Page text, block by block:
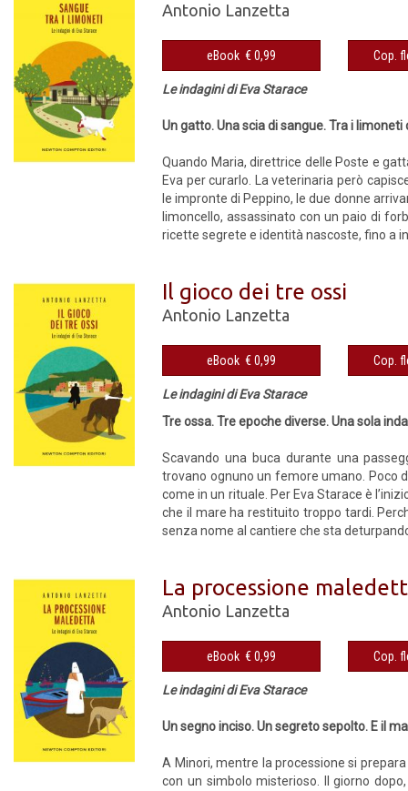
Antonio Lanzetta
eBook € 0,99
Le indagini di Eva Starace
Un gatto. Una scia di sangue. Tra i
Quando Maria, direttrice delle Poste e
Eva per curarlo. La veterinaria però
le impronte di Peppino, le due donne
limoncello, assassinato con un paio di
ricette segrete e identità nascoste, fino a
Il gioco dei tre ossi
Antonio Lanzetta
eBook € 0,99
Le indagini di Eva Starace
Tre ossa. Tre epoche diverse. Una sola
Scavando una buca durante una
trovano ognuno un femore umano. Poco
come in un rituale. Per Eva Starace è
che il mare ha restituito troppo tardi.
senza nome al cantiere che sta
La processione
Antonio Lanzetta
eBook € 0,99
Le indagini di Eva Starace
Un segno inciso. Un segreto sepolto. E il
A Minori, mentre la processione si
con un simbolo misterioso. Il giorno